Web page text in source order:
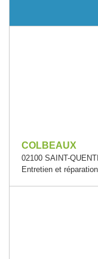
COLBEAUX
02100 SAINT-
Entretien et